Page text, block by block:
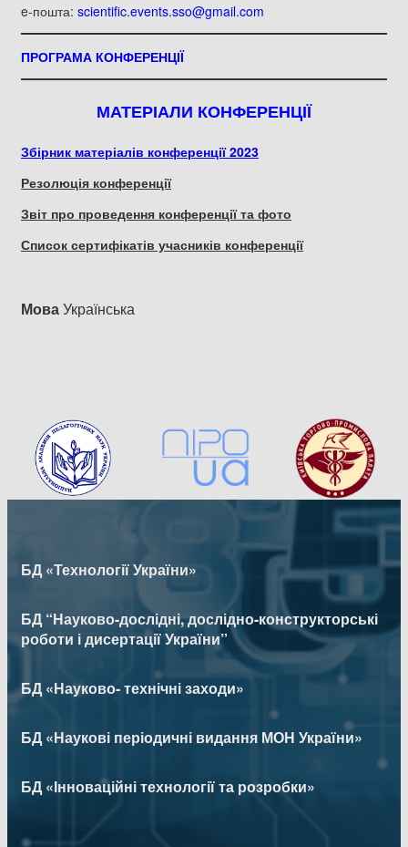
e-пошта: scientific.events.sso@gmail.com
ПРОГРАМА КОНФЕРЕНЦІЇ
МАТЕРІАЛИ КОНФЕРЕНЦІЇ
Збірник матеріалів конференції 2023
Резолюція конференції
Звіт про проведення конференції та фото
Список сертифікатів учасників конференції
МоваУкраїнська
БД «Технології України»
БД “Науково-дослідні, дослідно-конструкторські
роботи і дисертації України”
БД «Науково- технічні заходи»
БД «Наукові періодичні видання МОН України»
БД «Інноваційні технології та розробки»